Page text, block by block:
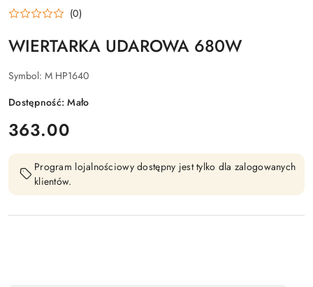
(0)
WIERTARKA UDAROWA 680W
Symbol: M HP1640
Dostępność:Mało
cena:
363.00
Program lojalnościowy dostępny jest tylko dla zalogowanych
klientów.